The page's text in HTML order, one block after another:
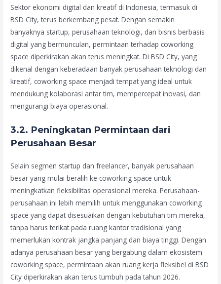
Sektor ekonomi digital dan kreatif di Indonesia, termasuk di
BSD City, terus berkembang pesat. Dengan semakin
banyaknya startup, perusahaan teknologi, dan bisnis berbasis
digital yang bermunculan, permintaan terhadap coworking
space diperkirakan akan terus meningkat. Di BSD City, yang
dikenal dengan keberadaan banyak perusahaan teknologi dan
kreatif, coworking space menjadi tempat yang ideal untuk
mendukung kolaborasi antar tim, mempercepat inovasi, dan
mengurangi biaya operasional.
3.2. Peningkatan Permintaan dari
Perusahaan Besar
Selain segmen startup dan freelancer, banyak perusahaan
besar yang mulai beralih ke coworking space untuk
meningkatkan fleksibilitas operasional mereka. Perusahaan-
perusahaan ini lebih memilih untuk menggunakan coworking
space yang dapat disesuaikan dengan kebutuhan tim mereka,
tanpa harus terikat pada ruang kantor tradisional yang
memerlukan kontrak jangka panjang dan biaya tinggi. Dengan
adanya perusahaan besar yang bergabung dalam ekosistem
coworking space, permintaan akan ruang kerja fleksibel di BSD
City diperkirakan akan terus tumbuh pada tahun 2026.